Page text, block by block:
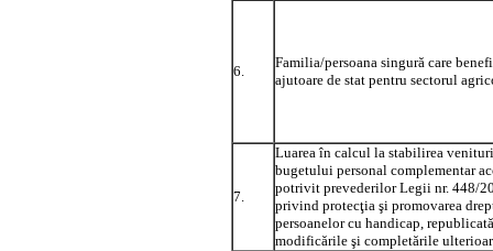
6.
Familia/persoana singură care
ajutoare de stat pentru sectorul
7.
Luarea în calcul la stabilirea
bugetului personal complementar
potrivit prevederilor Legii nr. 448/
privind protecţia şi promovarea
persoanelor cu handicap,
modificările şi completările